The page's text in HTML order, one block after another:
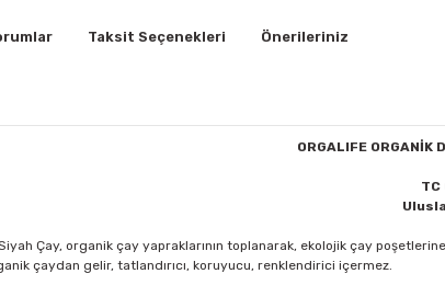
Taksit Seçenekleri Önerileriniz
ORGALIFE ORGANİK
TC
Çay, organik çay yapraklarının toplanarak, ekolojik çay
çaydan gelir, tatlandırıcı, koruyucu, renklendirici içermez.